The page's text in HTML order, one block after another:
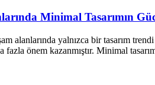
Minimal Tasarımın
alanlarında yalnızca bir tasarım
fazla önem kazanmıştır. Minimal